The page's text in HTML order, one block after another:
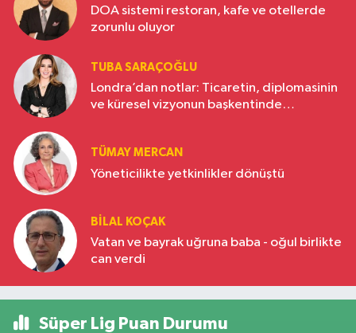
DOA sistemi restoran, kafe ve otellerde
zorunlu oluyor
TUBA SARAÇOĞLU
Londra’dan notlar: Ticaretin, diplomasinin
ve küresel vizyonun başkentinde
TÜMAY MERCAN
Yöneticilikte yetkinlikler dönüştü
BILAL KOÇAK
Vatan ve bayrak uğruna baba - oğul birlikte
can verdi
Süper Lig Puan Durumu